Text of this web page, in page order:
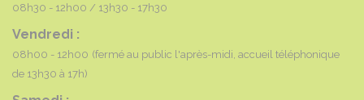
08h30 - 12h00 13h30 - 17h30
Vendredi :
08h00 - 12h00 (fermé au public l'après-midi, accueil téléphonique
de 13h30 à 17h)